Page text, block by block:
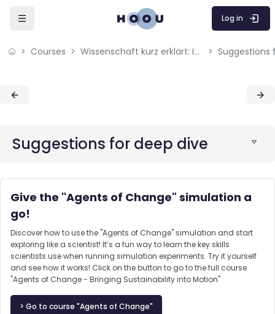
Skip to sidebar navigation menu
Skip to mobile navigation menu
Log in
Courses Wissenschaft kurz erklärt: Inside the Simulation Lab Suggestions
Blocks
Blocks
Suggestions for deep dive
Give the "Agents of Change" simulation a
go!
Discover how to use the "Agents of Change" simulation and start
exploring like a scientist! It’s a fun way to learn the key skills
scientists use when running simulation experiments. Try it yourself
and see how it works! Click on the button to go to the full course
"Agents of Change - Bringing Sustainability into Motion"
> Go to course "Agents of Change"